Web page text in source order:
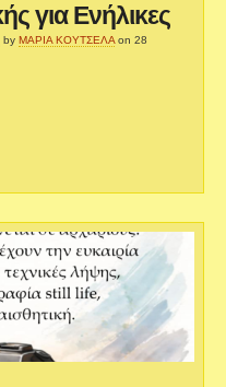
για Ενήλικες
byΜΑΡΙΑ ΚΟΥΤΣΕΛΑ on 28